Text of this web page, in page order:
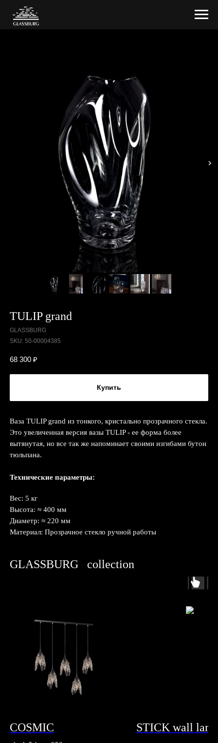
TULIP grand
GLASSBURG
SKU: 50-00004385
68 300 ₽
Купить
Ваза TULIP grand из тонкого, кристально прозрачного стекла.
Это увеличенная версия вазы TULIP - ее форма более
вытянутая, но все так же напоминает своими изгибами бутон
тюльпана.
Технические параметры:
Вес: 5 кг
Высота: ≈ 400 мм
Диаметр: ≈ 220 мм
Материал: Прозрачное стекло ручной работы
GLASSBURG⠀collection
COSMIC STICK wall